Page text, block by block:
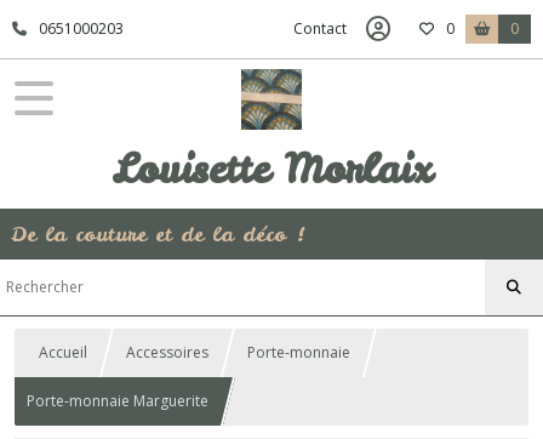
0651000203 Contact 0 0
Louisette Morlaix
De la couture et de la déco !
Accueil Accessoires Porte-monnaie
Porte-monnaie Marguerite